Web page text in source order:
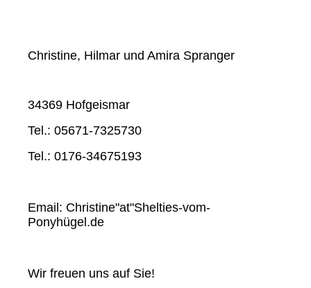
Christine, Hilmar und Amira Spranger
34369 Hofgeismar
Tel.: 05671-7325730
Tel.: 0176-34675193
Email: Christine"at"Shelties-vom-
Ponyhügel.de
Wir freuen uns auf Sie!